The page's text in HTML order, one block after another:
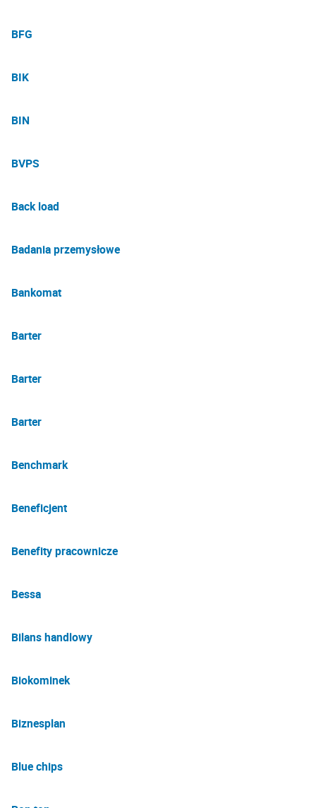
BFG
BIK
BIN
BVPS
Back load
Badania przemysłowe
Bankomat
Barter
Barter
Barter
Benchmark
Beneficjent
Benefity pracownicze
Bessa
Bilans handlowy
Biokominek
Biznesplan
Blue chips